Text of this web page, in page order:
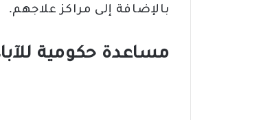
بالإضافة إلى مراكز علاجهم.
مساعدة حكومية